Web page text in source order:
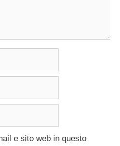
e sito web in questo